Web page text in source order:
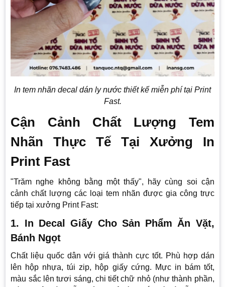
In tem nhãn decal dán ly nước thiết kế miễn phí tại Print
Fast.
Cận Cảnh Chất Lượng Tem
Nhãn Thực Tế Tại Xưởng In
Print Fast
"Trăm nghe không bằng một thấy", hãy cùng soi cận
cảnh chất lượng các loại tem nhãn được gia công trực
tiếp tại xưởng Print Fast:
1. In Decal Giấy Cho Sản Phẩm Ăn Vặt,
Bánh Ngọt
Chất liệu quốc dân với giá thành cực tốt. Phù hợp dán
lên hộp nhựa, túi zip, hộp giấy cứng. Mực in bám tốt,
màu sắc lên tươi sáng, chi tiết chữ nhỏ (như thành phần,